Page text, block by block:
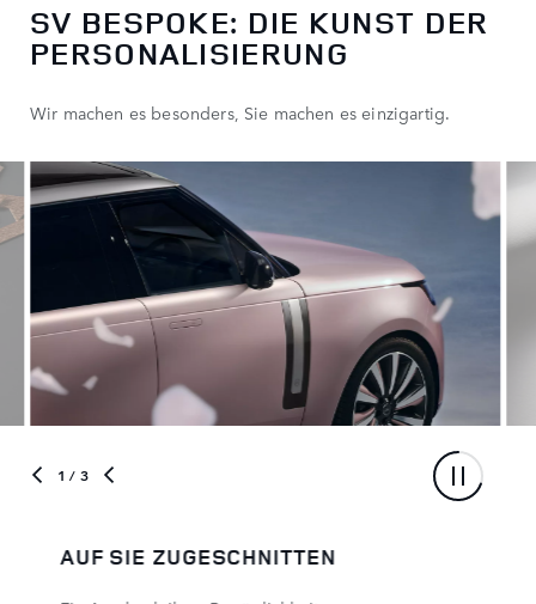
SV BESPOKE: DIE KUNST DER
PERSONALISIERUNG
Wir machen es besonders, Sie machen es einzigartig.
1 / 3
AUF SIE ZUGESCHNITTEN